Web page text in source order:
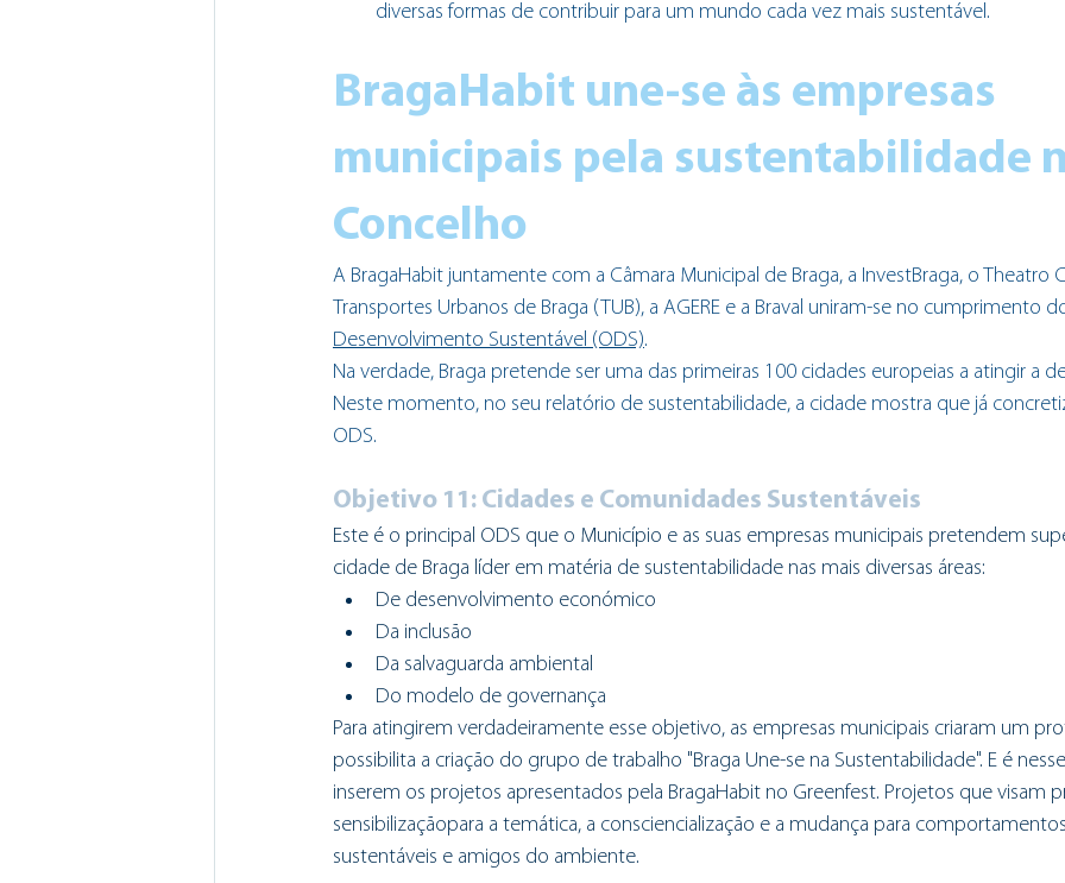
diversas formas de contribuir para um mundo cada vez mais sustentável.
BragaHabit une-se às empresas
municipais pela sustentabilidade
Concelho
A BragaHabit juntamente com a Câmara Municipal de Braga, a InvestBraga, o Theatro
Transportes Urbanos de Braga (TUB), a AGERE e a Braval uniram-se no cumprimento
Desenvolvimento Sustentável (ODS).
Na verdade, Braga pretende ser uma das primeiras 100 cidades europeias a atingir a
Neste momento, no seu relatório de sustentabilidade, a cidade mostra que já
ODS.
Objetivo 11: Cidades e Comunidades Sustentáveis
Este é o principal ODS que o Município e as suas empresas municipais pretendem
cidade de Braga líder em matéria de sustentabilidade nas mais diversas áreas:
De desenvolvimento económico
Da inclusão
Da salvaguarda ambiental
Do modelo de governança
Para atingirem verdadeiramente esse objetivo, as empresas municipais criaram um
possibilita a criação do grupo de trabalho "Braga Une-se na Sustentabilidade". E é
inserem os projetos apresentados pela BragaHabit no Greenfest. Projetos que visam
sensibilizaçãopara a temática, a consciencialização e a mudança para
sustentáveis e amigos do ambiente.